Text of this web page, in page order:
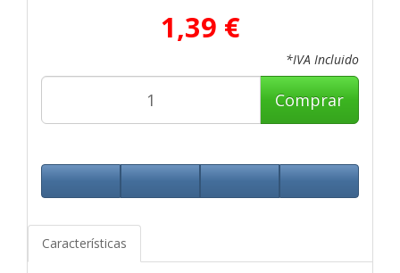
1,39 €
*IVA Incluido
Comprar
Características